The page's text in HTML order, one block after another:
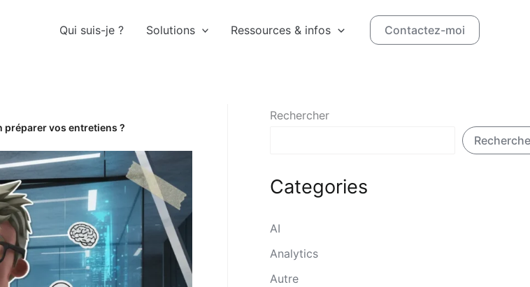
Qui suis-je ? Solutions Ressources & infos Contactez-moi
préparer vos entretiens ?
Rechercher
Categories
AI
Analytics
Autre